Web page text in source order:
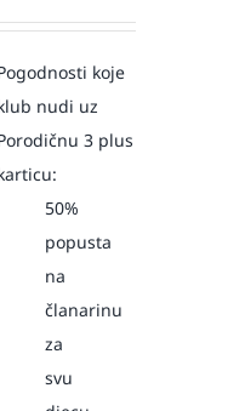
koje
nudi uz
3 plus
50%
popusta
na
članarinu
za
svu